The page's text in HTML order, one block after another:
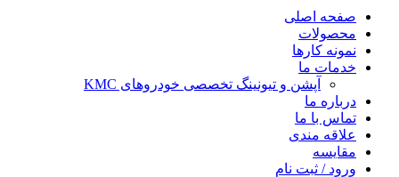
صفحه اصلی
محصولات
نمونه کارها
خدمات ما
آپشن و تیونینگ تخصصی خودروهای KMC
درباره ما
تماس با ما
علاقه مندی
مقايسه
ورود / ثبت نام